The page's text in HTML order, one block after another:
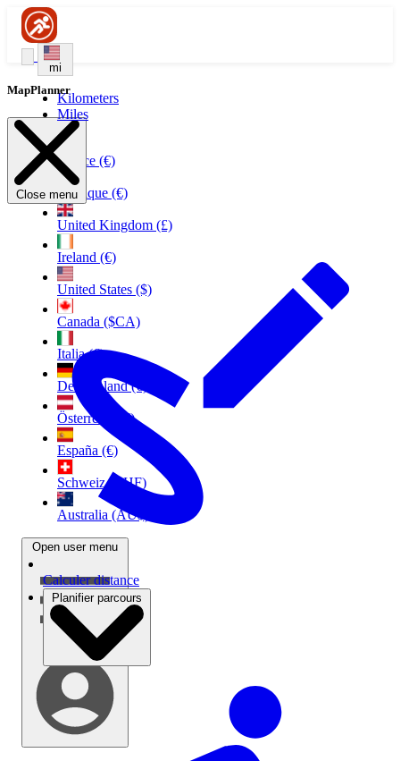
mi
Kilometers
Miles
France (€)
Belgique (€)
United Kingdom (£)
Ireland (€)
United States ($)
Canada ($CA)
Italia (€)
Deutschland (€)
Österreich (€)
España (€)
Schweiz (CHF)
Australia (AU$)
Open user menu
MapPlanner
Close menu
Calculer distance
Planifier parcours